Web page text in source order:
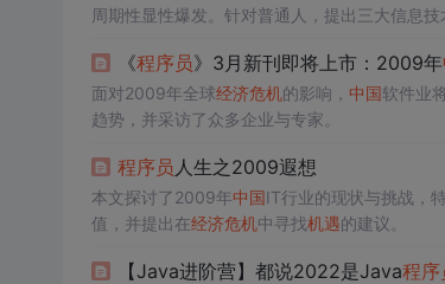
周期性显性爆发。针对普通人，提出三大信息
建设才是穿越周期的关键。
《程序员》3月新刊即将上市：2009年
面对2009年全球经济危机的影响， 中国软件业
趋势，并采访了众多企业与专家。
程序员 人生之2009遐想
本文探讨了2009年中国IT行业的现状与挑战，
值，并提出在经济危机中寻找机遇的建议。
【Java进阶营】都说2022是Java程序